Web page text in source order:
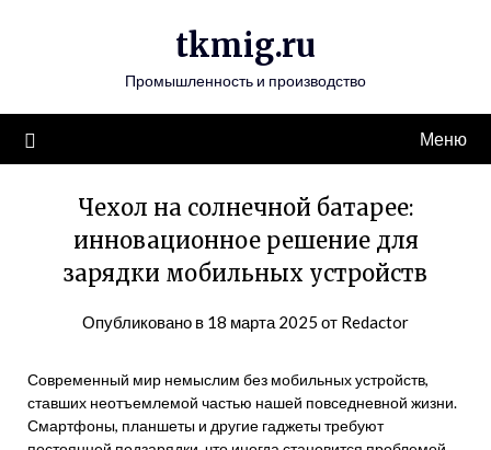
tkmig.ru
Промышленность и производство
Меню
Чехол на солнечной батарее:
инновационное решение для
зарядки мобильных устройств
Опубликовано в 18 марта 2025 от Redactor
Современный мир немыслим без мобильных устройств,
ставших неотъемлемой частью нашей повседневной жизни.
Смартфоны, планшеты и другие гаджеты требуют